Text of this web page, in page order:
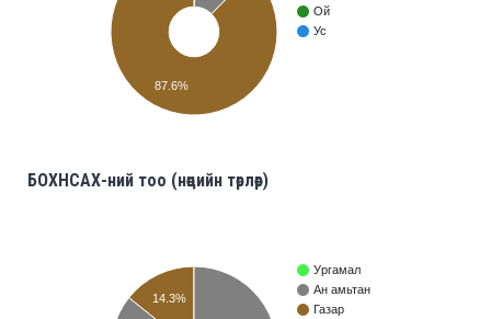
Ой
Ус
87.6%
БОХНСАХ-ний тоо (нөөцийн төрлөөр)
Ургамал
Ан амьтан
Газар
14.3%